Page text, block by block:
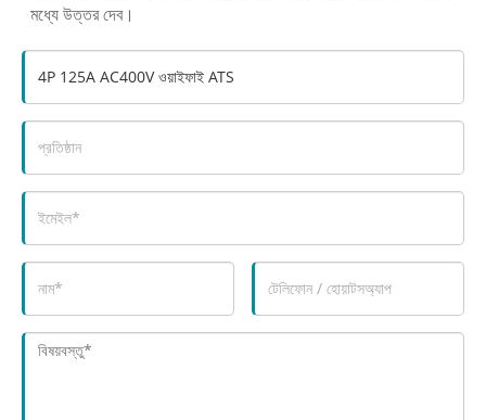
মধ্যে উত্তর দেব।